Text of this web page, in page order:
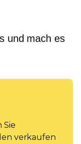
und mach es
Sie
verkaufen